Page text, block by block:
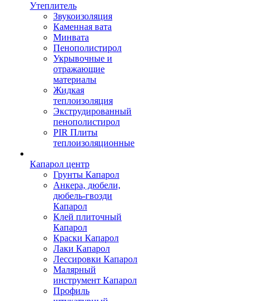
Утеплитель
Звукоизоляция
Каменная вата
Минвата
Пенополистирол
Укрывочные и
отражающие
материалы
Жидкая
теплоизоляция
Экструдированный
пенополистирол
PIR Плиты
теплоизоляционные
Капарол центр
Грунты Капарол
Анкера, дюбели,
дюбель-гвозди
Капарол
Клей плиточный
Капарол
Краски Капарол
Лаки Капарол
Лессировки Капарол
Малярный
инструмент Капарол
Профиль